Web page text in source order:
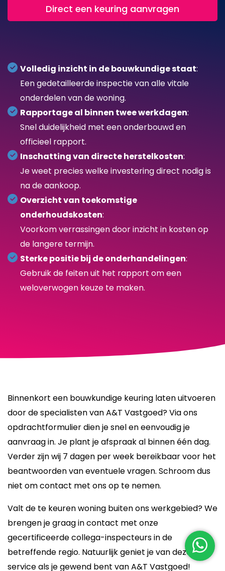
Direct een keuring aanvragen
Volledig inzicht in de bouwkundige staat:
Een gedetailleerde inspectie van alle vitale
onderdelen van de woning.
Rapportage al binnen twee werkdagen:
Snel duidelijkheid met een onderbouwd en
officieel rapport.
Inschatting van directe herstelkosten:
Je weet precies welke investering direct nodig is
na de aankoop.
Overzicht van toekomstige
onderhoudskosten:
Voorkom verrassingen door inzicht in kosten op
de langere termijn.
Sterke positie bij de onderhandelingen:
Gebruik de feiten uit het rapport om een
weloverwogen keuze te maken.
Binnenkort een bouwkundige keuring laten uitvoeren
door de specialisten van A&T Vastgoed? Via ons
opdrachtformulier dien je snel en eenvoudig je
aanvraag in. Je plant je afspraak al binnen één dag.
Verder zijn wij 7 dagen per week bereikbaar voor het
beantwoorden van eventuele vragen. Schroom dus
niet om contact met ons op te nemen.
Valt de te keuren woning buiten ons werkgebied? We
brengen je graag in contact met onze
gecertificeerde collega-inspecteurs in de
betreffende regio. Natuurlijk geniet je van dezelfde
service als je gewend bent van A&T Vastgoed!